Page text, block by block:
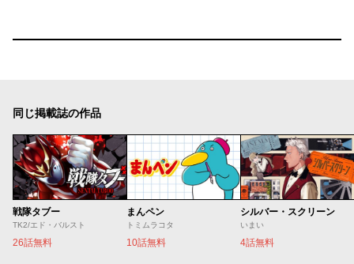
同じ掲載誌の作品
戦隊タブー
TK2/エド・バルスト
26話無料
まんペン
トミムラコタ
10話無料
シルバー・スクリーン
いまい
4話無料